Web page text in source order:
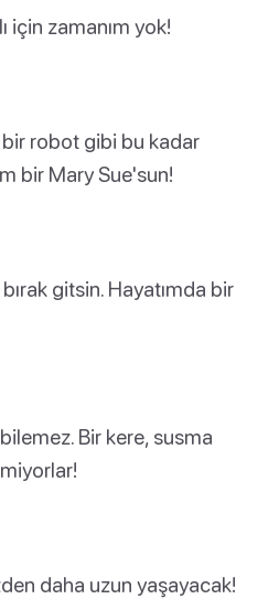
için zamanım yok!
bir robot gibi bu kadar
bir Mary Sue'sun!
gitsin. Hayatımda bir
Bir kere, susma
daha uzun yaşayacak!